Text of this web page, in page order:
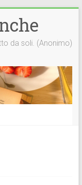
da soli. (Anonimo)